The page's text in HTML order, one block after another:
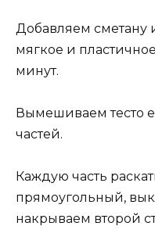
Добавляем сметану
мягкое и
минут.
Вымешиваем тесто
частей.
Каждую часть
прямоугольный,
накрываем второй